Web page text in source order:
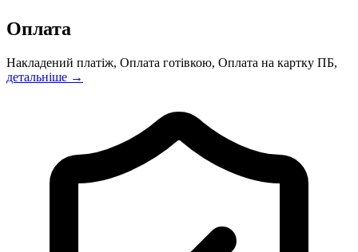
Оплата
Накладений платіж, Оплата готівкою, Оплата на картку ПБ,
детальніше →